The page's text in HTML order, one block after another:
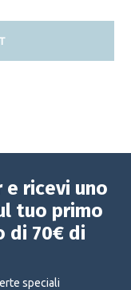
ricevi uno
tuo primo
di 70€ di
speciali